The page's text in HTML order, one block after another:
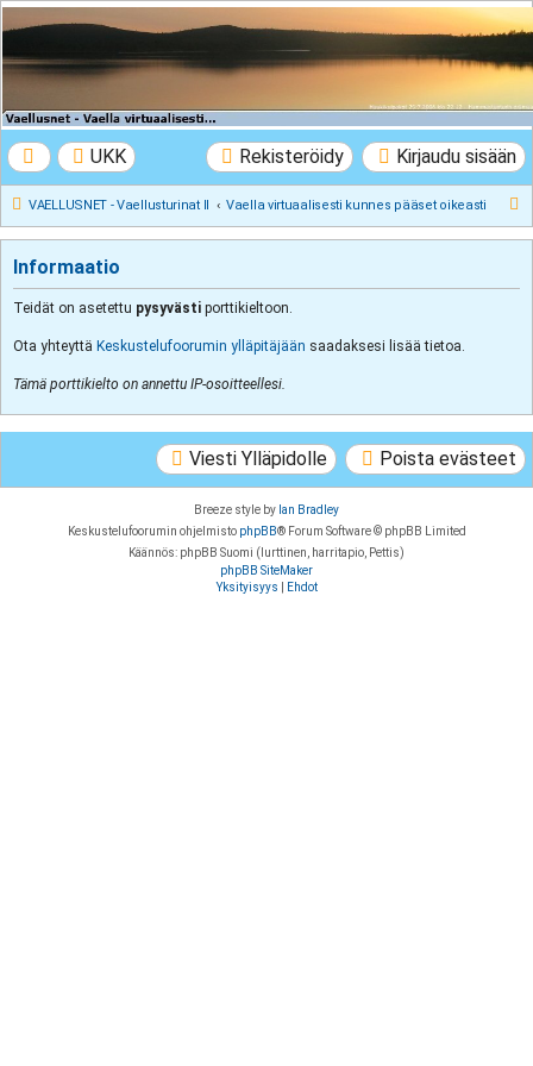
VAELLUSNET -
Vaellusturinat II
UKK Kirjaudu sisään
Rekisteröidy
VAELLUSNET - Vaellusturinat II Vaella virtuaalisesti kunnes pääset oikeasti
Informaatio
Teidät on asetettu pysyvästi porttikieltoon.
Ota yhteyttä Keskustelufoorumin ylläpitäjään saadaksesi lisää tietoa.
Tämä porttikielto on annettu IP-osoitteellesi.
Poista evästeet
Viesti Ylläpidolle
Breeze style by Ian Bradley
Keskustelufoorumin ohjelmisto phpBB® Forum Software © phpBB Limited
Käännös: phpBB Suomi (lurttinen, harritapio, Pettis)
phpBB SiteMaker
Yksityisyys
Ehdot